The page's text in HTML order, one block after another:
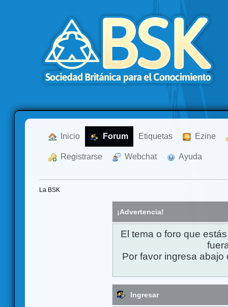
Inicio Forum Etiquetas Ezine
Registrarse Webchat Ayuda
La BSK
¡Advertencia!
El tema o foro que
Por favor ingresa
Ingresar